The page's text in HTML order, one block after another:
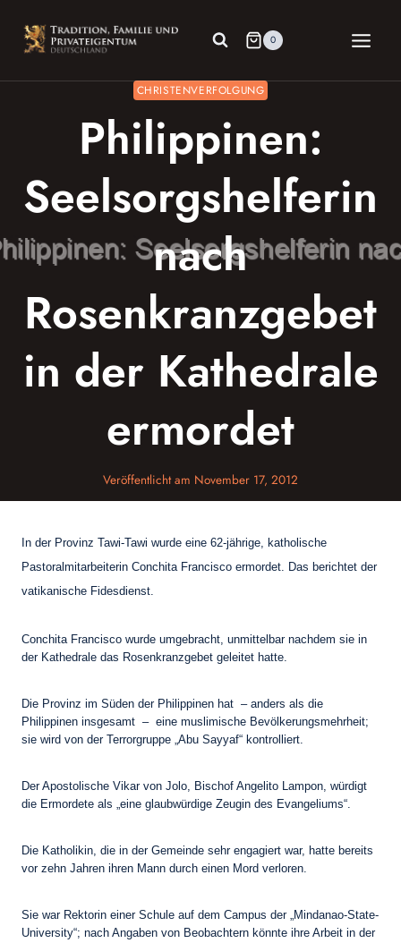
Inhalt
springen
0
CHRISTENVERFOLGUNG
Philippinen:
Seelsorgshelferin
nach
Rosenkranzgebet
in der Kathedrale
ermordet
Veröffentlicht am November 17, 2012
In der Provinz Tawi-Tawi wurde eine 62-jährige, katholische
Pastoralmitarbeiterin Conchita Francisco ermordet. Das berichtet der
vatikanische Fidesdienst.
Conchita Francisco wurde umgebracht, unmittelbar nachdem sie in
der Kathedrale das Rosenkranzgebet geleitet hatte.
Die Provinz im Süden der Philippinen hat – anders als die
Philippinen insgesamt – eine muslimische Bevölkerungsmehrheit;
sie wird von der Terrorgruppe „Abu Sayyaf“ kontrolliert.
Der Apostolische Vikar von Jolo, Bischof Angelito Lampon, würdigt
die Ermordete als „eine glaubwürdige Zeugin des Evangeliums“.
Die Katholikin, die in der Gemeinde sehr engagiert war, hatte bereits
vor zehn Jahren ihren Mann durch einen Mord verloren.
Sie war Rektorin einer Schule auf dem Campus der „Mindanao-State-
University“; nach Angaben von Beobachtern könnte ihre Arbeit in der